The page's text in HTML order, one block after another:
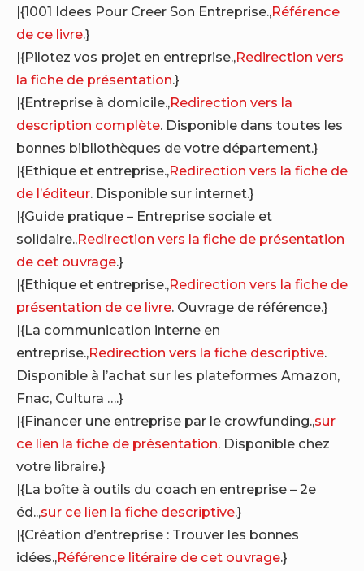
|{1001 Idees Pour Creer Son Entreprise.,Référence
de ce livre.}
|{Pilotez vos projet en entreprise.,Redirection vers
la fiche de présentation.}
|{Entreprise à domicile.,Redirection vers la
description complète. Disponible dans toutes les
bonnes bibliothèques de votre département.}
|{Ethique et entreprise.,Redirection vers la fiche de
de l’éditeur. Disponible sur internet.}
|{Guide pratique – Entreprise sociale et
solidaire.,Redirection vers la fiche de présentation
de cet ouvrage.}
|{Ethique et entreprise.,Redirection vers la fiche de
présentation de ce livre. Ouvrage de référence.}
|{La communication interne en
entreprise.,Redirection vers la fiche descriptive.
Disponible à l’achat sur les plateformes Amazon,
Fnac, Cultura ….}
|{Financer une entreprise par le crowfunding.,sur
ce lien la fiche de présentation. Disponible chez
votre libraire.}
|{La boîte à outils du coach en entreprise – 2e
éd..,sur ce lien la fiche descriptive.}
|{Création d’entreprise : Trouver les bonnes
idées.,Référence litéraire de cet ouvrage.}